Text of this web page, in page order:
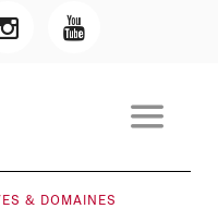
& DOMAINES